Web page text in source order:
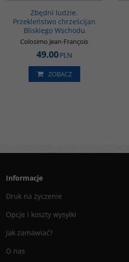
Zbędni ludzie.
Przekleństwo chrześcijan
Bliskiego Wschodu
Colosimo Jean-François
49.00PLN
ZOBACZ
Informacje
Druk na życzenie
Opcje i koszty wysyłki
Jak zamawiać?
O nas